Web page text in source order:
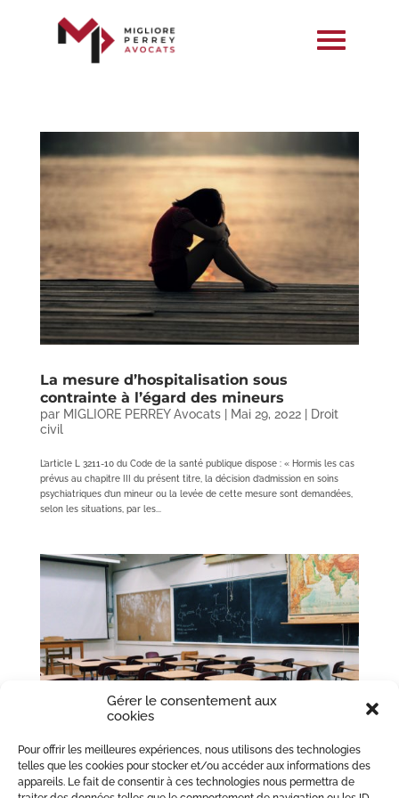
Gérer le consentement aux
cookies
Pour offrir les meilleures expériences, nous utilisons des technologies
telles que les cookies pour stocker et/ou accéder aux informations des
appareils. Le fait de consentir à ces technologies nous permettra de
La mesure d’hospitalisation sous
contrainte à l’égard des mineurs
par MIGLIORE PERREY Avocats| Mai 29, 2022|
Droit
civil
L’article L 3211-10 du Code de la santé publique dispose : « Hormis les cas
prévus au chapitre III du présent titre, la décision d’admission en soins
psychiatriques d’un mineur ou la levée de cette mesure sont demandées,
selon les situations, par les...
Droit à la scolarité au-delà de l’âge légal
de 16 ans
parMIGLIORE PERREY Avocats|Mar 14, 2022|Droit